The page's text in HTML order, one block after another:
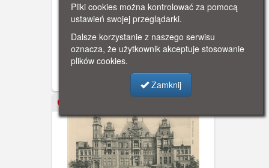
Gdańsk, Nowe Ogrody, Danzig
Neugarten
Widok na ul. Nowe Ogrody od strony
mostu znajdującego się nad torami
kolejowymi, łączącego ul. Hucisko z ul.
Nowe Ogrody. Po lewej stronie
widoczny reprezentacyjny gmach władz
rejencji gdańskiej, zaś w głębi po prawej
stronie - budynek sądu.
Pliki cookies można kontrolować za pomocą
ustawień swojej przeglądarki.
Dalsze korzystanie z naszego serwisu
oznacza, że użytkownik akceptuje stosowanie
plików cookies.
Zamknij